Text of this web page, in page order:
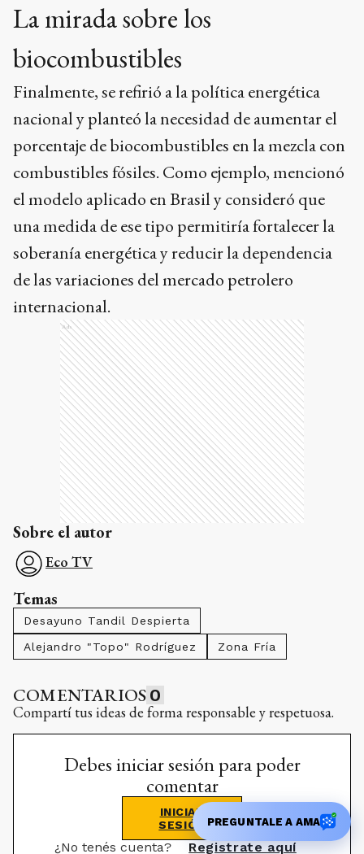
La mirada sobre los
biocombustibles
Finalmente, se refirió a la política energética
nacional y planteó la necesidad de aumentar el
porcentaje de biocombustibles en la mezcla con
combustibles fósiles. Como ejemplo, mencionó
el modelo aplicado en Brasil y consideró que
una medida de ese tipo permitiría fortalecer la
soberanía energética y reducir la dependencia
de las variaciones del mercado petrolero
internacional.
Ads
Sobre el autor
Eco TV
Temas
Desayuno Tandil Despierta
Alejandro "Topo" Rodríguez
Zona Fría
COMENTARIOS 0
Compartí tus ideas de forma responsable y respetuosa.
Debes iniciar sesión para poder
comentar
INICIAR
SESIÓN
¿No tenés cuenta? Registrate aquí
PREGUNTALE A AMA